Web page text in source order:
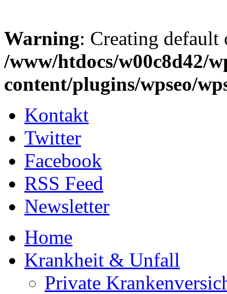
Warning: Creating
/www/htdocs/w00c8d42/
content/plugins/wpseo/
Kontakt
Twitter
Facebook
RSS Feed
Newsletter
Home
Krankheit & Unfall
Private